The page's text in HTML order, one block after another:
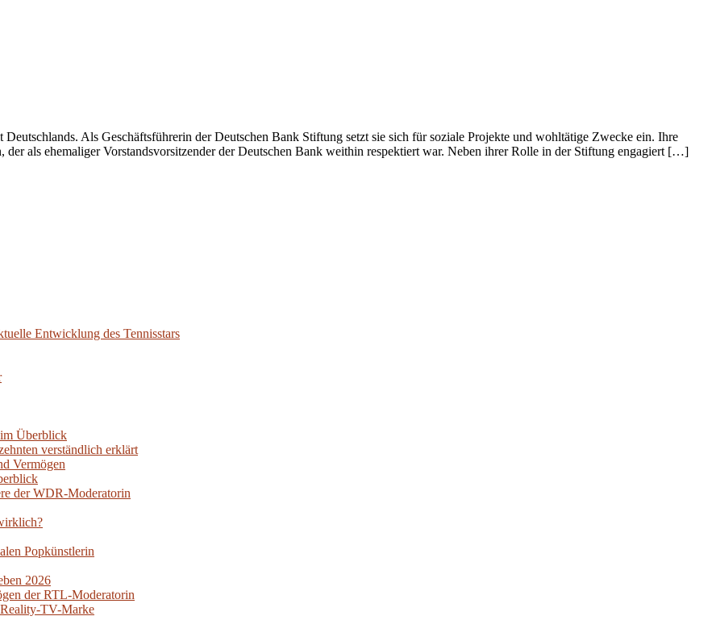
Als Geschäftsführerin der Deutschen Bank Stiftung setzt sie sich für soziale Projekte und wohltätige Zwecke ein. Ihre
als ehemaliger Vorstandsvorsitzender der Deutschen Bank weithin respektiert war. Neben ihrer Rolle in der Stiftung engagiert […]
Entwicklung des Tennisstars
Überblick
verständlich erklärt
Vermögen
der WDR-Moderatorin
Popkünstlerin
2026
der RTL-Moderatorin
Reality-TV-Marke